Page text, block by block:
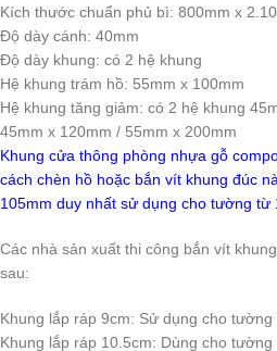
Kích thước chuẩn phủ bì: 800mm x
Độ dày cánh: 40mm
Độ dày khung: có 2 hệ khung
Hệ khung trám hồ: 55mm x 100mm
Hệ khung tăng giảm: có 2 hệ khung
45mm x 120mm / 55mm x 200mm
Khung cửa thông phòng nhựa gỗ
cách chèn hồ hoặc bắn vít khung đúc
105mm duy nhất sử dụng cho tường từ
Các nhà sản xuất thi công bắn vít
sau:
Khung lắp ráp 9cm: Sử dụng cho tường
Khung lắp ráp 10.5cm: Dùng cho